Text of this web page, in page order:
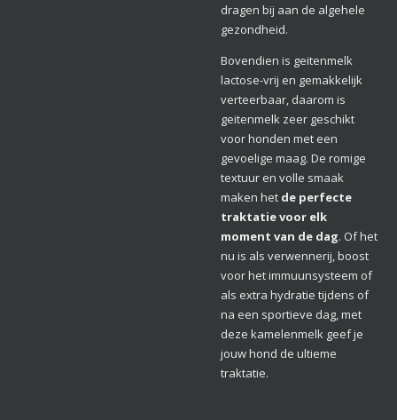
dragen bij aan de algehele
gezondheid.
Bovendien is geitenmelk
lactose-vrij en gemakkelijk
verteerbaar, daarom is
geitenmelk zeer geschikt
voor honden met een
gevoelige maag. De romige
textuur en volle smaak
maken het de perfecte
traktatie voor elk
moment van de dag. Of het
nu is als verwennerij, boost
voor het immuunsysteem of
als extra hydratie tijdens of
na een sportieve dag, met
deze kamelenmelk geef je
jouw hond de ultieme
traktatie.